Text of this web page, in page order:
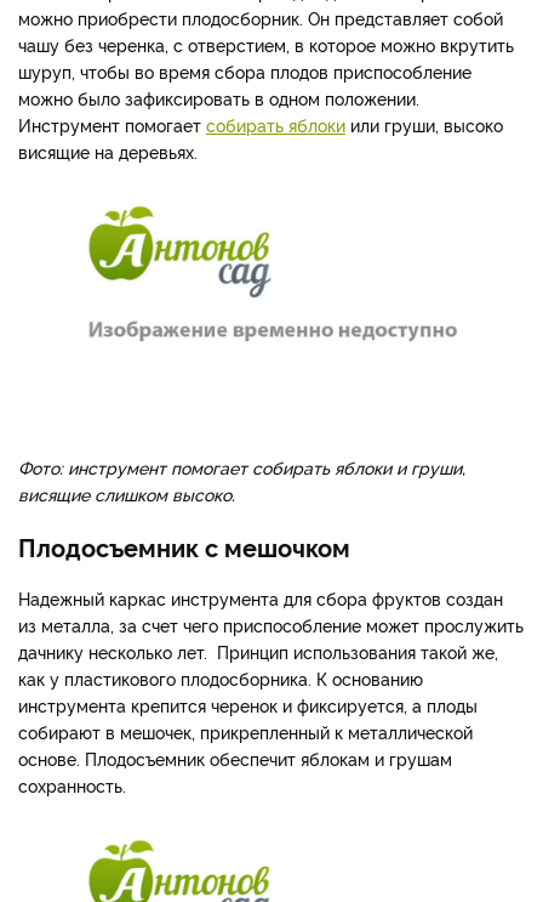
можно приобрести плодосборник. Он представляет собой
чашу без черенка, с отверстием, в которое можно вкрутить
шуруп, чтобы во время сбора плодов приспособление
можно было зафиксировать в одном положении.
Инструмент помогает собирать яблоки или груши, высоко
висящие на деревьях.
Фото: инструмент помогает собирать яблоки и груши,
висящие слишком высоко.
Плодосъемник с мешочком
Надежный каркас инструмента для сбора фруктов создан
из металла, за счет чего приспособление может прослужить
дачнику несколько лет. Принцип использования такой же,
как у пластикового плодосборника. К основанию
инструмента крепится черенок и фиксируется, а плоды
собирают в мешочек, прикрепленный к металлической
основе. Плодосъемник обеспечит яблокам и грушам
сохранность.